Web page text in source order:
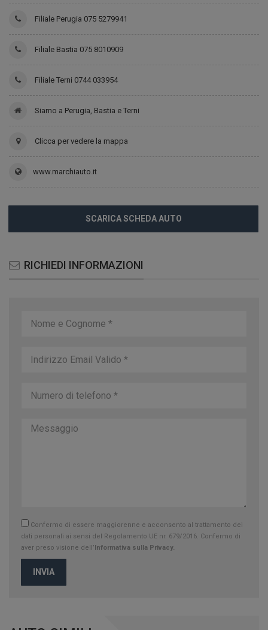
Filiale Perugia 075 5279941
Filiale Bastia 075 8010909
Filiale Terni 0744 033954
Siamo a Perugia, Bastia e Terni
Clicca per vedere la mappa
www.marchiauto.it
SCARICA SCHEDA AUTO
RICHIEDI INFORMAZIONI
Confermo di essere maggiorenne e acconsento al trattamento dei
dati personali ai sensi del Regolamento UE nr. 679/2016. Confermo di
aver preso visione dell’Informativa sulla Privacy.
INVIA